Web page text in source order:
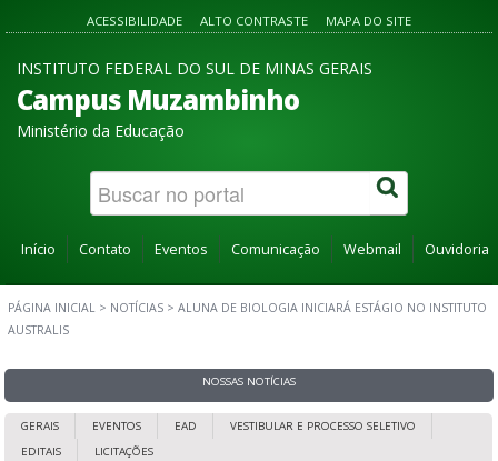
ACESSIBILIDADE ALTO CONTRASTE MAPA DO SITE
INSTITUTO FEDERAL DO SUL DE MINAS GERAIS
Campus Muzambinho
Ministério da Educação
Início Contato Eventos Comunicação Webmail Ouvidoria
PÁGINA INICIAL > NOTÍCIAS > ALUNA DE BIOLOGIA INICIARÁ ESTÁGIO NO INSTITUTO
AUSTRALIS
NOSSAS NOTÍCIAS
GERAIS EVENTOS EAD
VESTIBULAR E PROCESSO SELETIVO
EDITAIS
LICITAÇÕES